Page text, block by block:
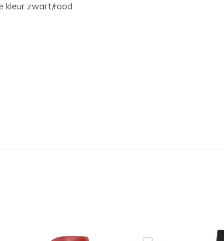
kleur zwart/rood